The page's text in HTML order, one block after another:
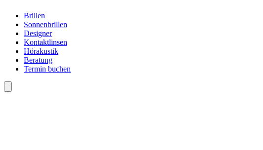
Brillen
Sonnenbrillen
Designer
Kontaktlinsen
Hörakustik
Beratung
Termin buchen